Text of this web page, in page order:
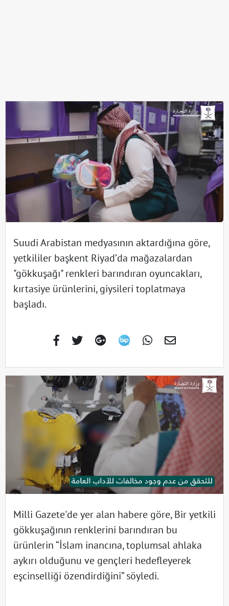
Suudi Arabistan medyasının aktardığına göre,
yetkililer başkent Riyad’da mağazalardan
"gökkuşağı" renkleri barındıran oyuncakları,
kırtasiye ürünlerini, giysileri toplatmaya
başladı.
Milli Gazete'de yer alan habere göre, Bir yetkili
gökkuşağının renklerini barındıran bu
ürünlerin “İslam inancına, toplumsal ahlaka
aykırı olduğunu ve gençleri hedefleyerek
eşcinselliği özendirdiğini” söyledi.